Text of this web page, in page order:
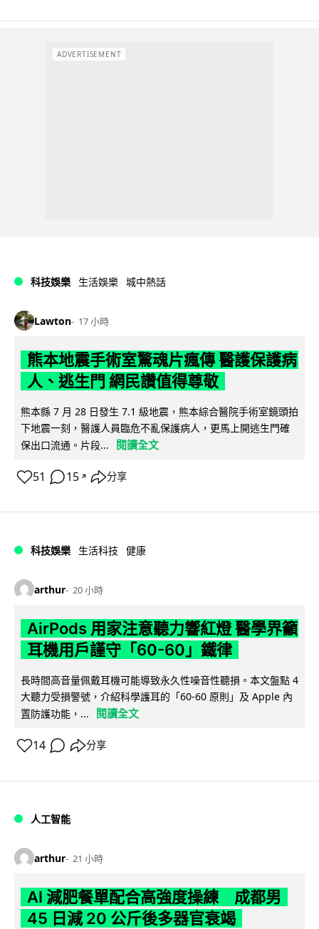
ADVERTISEMENT
科技娛樂 生活娛樂 城中熱話
Lawton 17 小時
熊本地震手術室驚魂片瘋傳 醫護保護病
人、逃生門 網民讚值得尊敬
熊本縣 7 月 28 日發生 7.1 級地震，熊本綜合醫院手術室鏡頭拍
下地震一刻，醫護人員臨危不亂保護病人，更馬上開逃生門確
保出口流通。片段...
閱讀全文
51 15 ↗ 分享
科技娛樂 生活科技 健康
arthur 20 小時
AirPods 用家注意聽力響紅燈 醫學界籲
耳機用戶謹守「60-60」鐵律
長時間高音量佩戴耳機可能導致永久性噪音性聽損。本文盤點 4
大聽力受損警號，介紹科學護耳的「60-60 原則」及 Apple 內
置防護功能，...
閱讀全文
14 分享
人工智能
arthur 21 小時
AI 減肥餐單配合高強度操練 成都男
45 日減 20 公斤後多器官衰竭